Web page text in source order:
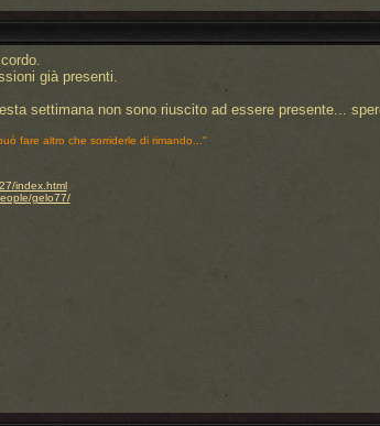
già presenti.
settimana non sono riuscito ad essere presente...
fare altro che sorriderle di rimando..."
index.html
gelo77/